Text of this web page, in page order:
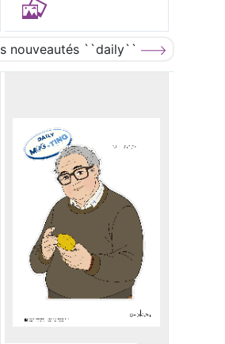
nouveautés ``daily``